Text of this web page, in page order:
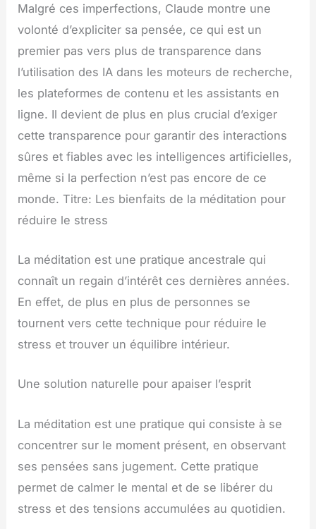
Malgré ces imperfections, Claude montre une
volonté d’expliciter sa pensée, ce qui est un
premier pas vers plus de transparence dans
l’utilisation des IA dans les moteurs de recherche,
les plateformes de contenu et les assistants en
ligne. Il devient de plus en plus crucial d’exiger
cette transparence pour garantir des interactions
sûres et fiables avec les intelligences artificielles,
même si la perfection n’est pas encore de ce
monde. Titre: Les bienfaits de la méditation pour
réduire le stress
La méditation est une pratique ancestrale qui
connaît un regain d’intérêt ces dernières années.
En effet, de plus en plus de personnes se
tournent vers cette technique pour réduire le
stress et trouver un équilibre intérieur.
Une solution naturelle pour apaiser l’esprit
La méditation est une pratique qui consiste à se
concentrer sur le moment présent, en observant
ses pensées sans jugement. Cette pratique
permet de calmer le mental et de se libérer du
stress et des tensions accumulées au quotidien.